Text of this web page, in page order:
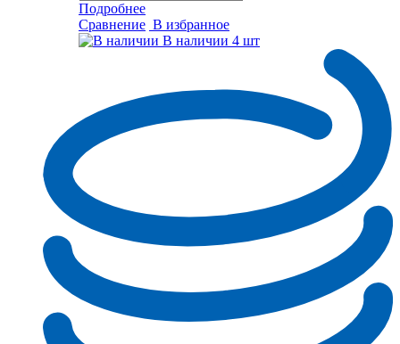
Подробнее
Сравнение В избранное
В наличии 4 шт